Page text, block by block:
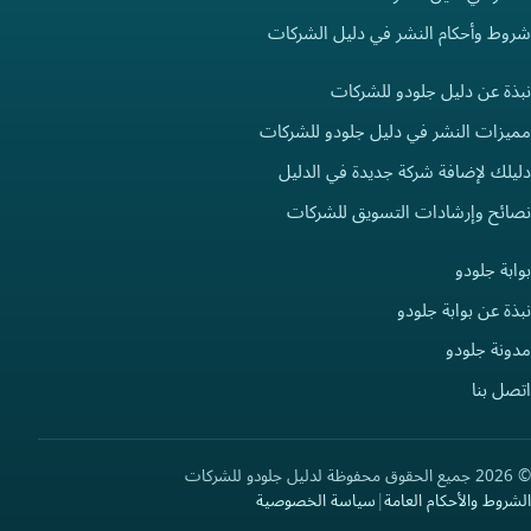
شروط وأحكام النشر في دليل الشركات
نبذة عن دليل جلودو للشركات
مميزات النشر في دليل جلودو للشركات
دليلك لإضافة شركة جديدة في الدليل
نصائح وإرشادات التسويق للشركات
بوابة جلودو
نبذة عن بوابة جلودو
مدونة جلودو
اتصل بنا
© 2026 جميع الحقوق محفوظة لدليل جلودو للشركات
الشروط والأحكام العامة|سياسة الخصوصية